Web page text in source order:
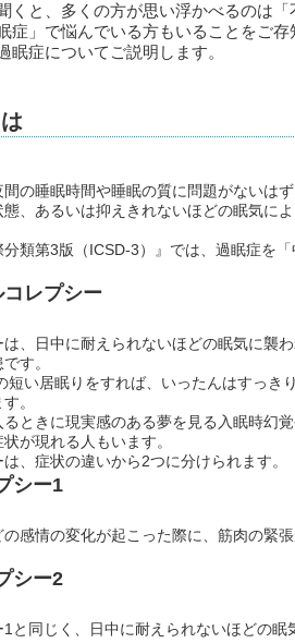
くと、多くの方が思い浮かべるのは「
症」で悩んでいる方もいることをご存
眠症についてご説明します。
の睡眠時間や睡眠の質に問題がないは
態、あるいは抑えきれないほどの眠気に
分類第3版（ICSD-3）』では、過眠症を
コレプシー
、日中に耐えられないほどの眠気に襲
す。
短い居眠りをすれば、いったんはすっき
。
るときに現実感のある夢を見る入眠時幻
が現れる人もいます。
、症状の違いから2つに分けられます。
シー1
感情の変化が起こった際に、筋肉の緊
シー2
と同じく、日中に耐えられないほどの